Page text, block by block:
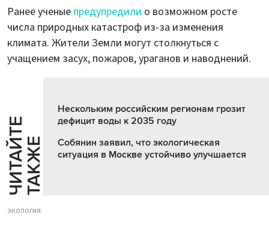
Ранее ученые предупредили о возможном росте
числа природных катастроф из-за изменения
климата. Жители Земли могут столкнуться с
учащением засух, пожаров, ураганов и наводнений.
Ч
И
Т
АЙ
Т
Е
Т
А
К
ЖЕ
Нескольким российским регионам грозит
дефицит воды к 2035 году
Собянин заявил, что экологическая
ситуация в Москве устойчиво улучшается
экология